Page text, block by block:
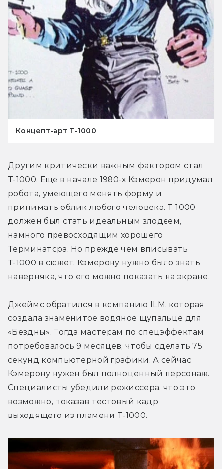
Концепт-арт T-1000
Другим критически важным фактором стал
Т-1000. Еще в начале 1980-х Кэмерон придумал
робота, умеющего менять форму и
принимать облик любого человека. Т-1000
должен был стать идеальным злодеем,
намного превосходящим хорошего
Терминатора. Но прежде чем вписывать
Т-1000 в сюжет, Кэмерону нужно было знать
наверняка, что его можно показать на экране.
Джеймс обратился в компанию ILM, которая
создала знаменитое водяное щупальце для
«Бездны». Тогда мастерам по спецэффектам
потребовалось 9 месяцев, чтобы сделать 75
секунд компьютерной графики. А сейчас
Кэмерону нужен был полноценный персонаж.
Специалисты убедили режиссера, что это
возможно, показав тестовый кадр
выходящего из пламени Т-1000.